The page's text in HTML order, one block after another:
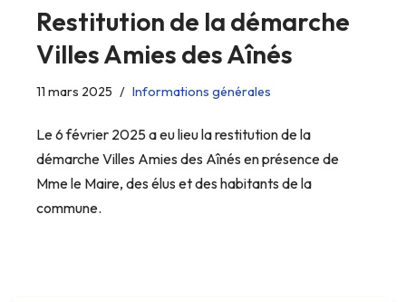
Restitution de la démarche
Villes Amies des Aînés
11 mars 2025 Informations générales
Le 6 février 2025 a eu lieu la restitution de la
démarche Villes Amies des Aînés en présence de
Mme le Maire, des élus et des habitants de la
commune.